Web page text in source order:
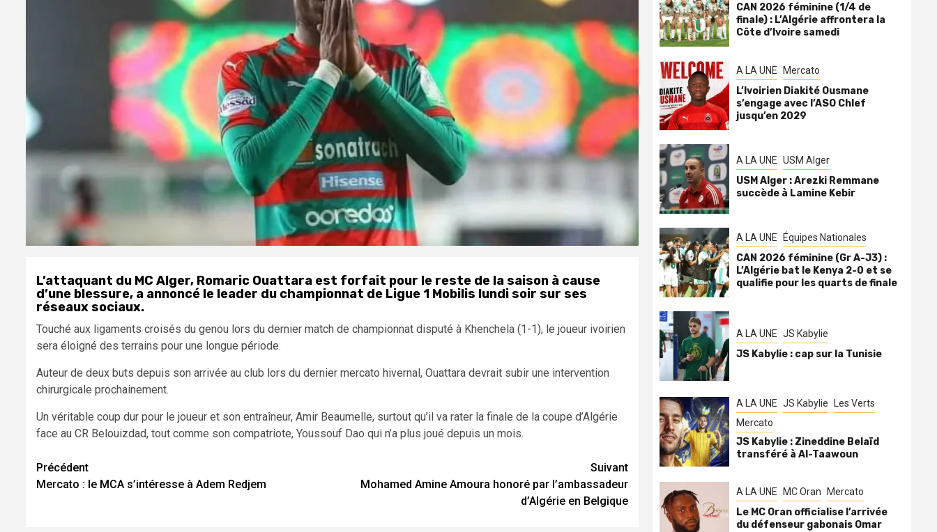
L’attaquant du MC Alger, Romaric Ouattara est forfait pour le reste de la saison à cause
d’une blessure, a annoncé le leader du championnat de Ligue 1 Mobilis lundi soir sur ses
réseaux sociaux.
Touché aux ligaments croisés du genou lors du dernier match de championnat disputé à Khenchela (1-1), le joueur ivoirien
sera éloigné des terrains pour une longue période.
Auteur de deux buts depuis son arrivée au club lors du dernier mercato hivernal, Ouattara devrait subir une intervention
chirurgicale prochainement.
Un véritable coup dur pour le joueur et son entraîneur, Amir Beaumelle, surtout qu’il va rater la finale de la coupe d’Algérie
face au CR Belouizdad, tout comme son compatriote, Youssouf Dao qui n’a plus joué depuis un mois.
Navigation
d’article
Précédent
Mercato : le MCA s’intéresse à Adem Redjem
Suivant
Mohamed Amine Amoura honoré par l’ambassadeur
d’Algérie en Belgique
CAN 2026 féminine (1/4 de
finale) : L’Algérie affrontera la
Côte d’Ivoire samedi
A LA UNE Mercato
L’Ivoirien Diakité Ousmane
s’engage avec l’ASO Chlef
jusqu’en 2029
A LA UNE USM Alger
USM Alger : Arezki Remmane
succède à Lamine Kebir
A LA UNE Équipes Nationales
CAN 2026 féminine (Gr A-J3) :
L’Algérie bat le Kenya 2-0 et se
qualifie pour les quarts de finale
A LA UNE JS Kabylie
JS Kabylie : cap sur la Tunisie
A LA UNE JS Kabylie
Les Verts
Mercato
JS Kabylie : Zineddine Belaïd
transféré à Al-Taawoun
A LA UNE MC Oran Mercato
Le MC Oran officialise l’arrivée
du défenseur gabonais Omar